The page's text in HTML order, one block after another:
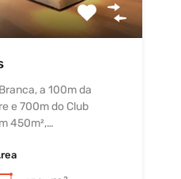
a 100m da
e 700m do Club
450m²,…